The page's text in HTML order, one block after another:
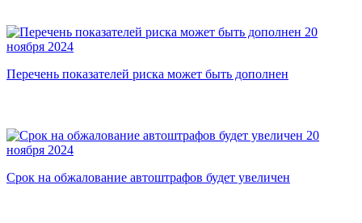
20
ноября 2024
Перечень показателей риска может быть дополнен
20
ноября 2024
Срок на обжалование автоштрафов будет увеличен